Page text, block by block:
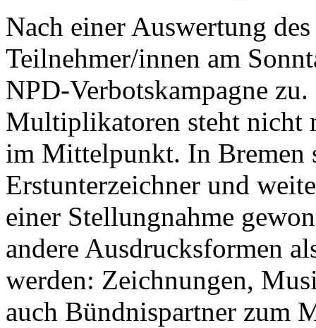
Nach einer Auswertung
Teilnehmer/innen am
NPD-Verbotskampagne
Multiplikatoren steht nicht
im Mittelpunkt. In Bremen
Erstunterzeichner und
einer Stellungnahme
andere Ausdrucksformen
werden: Zeichnungen,
auch Bündnispartner zum